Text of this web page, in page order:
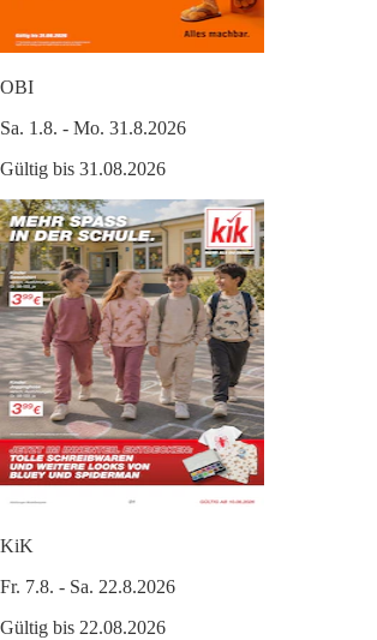
OBI
Sa. 1.8. - Mo. 31.8.2026
Gültig bis 31.08.2026
KiK
Fr. 7.8. - Sa. 22.8.2026
Gültig bis 22.08.2026